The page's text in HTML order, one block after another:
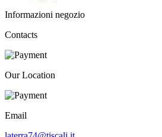
Informazioni negozio
Contacts
Our Location
Email